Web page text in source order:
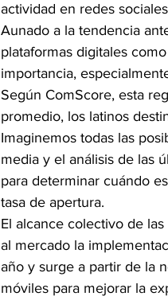
actividad en redes
Aunado a la tendencia
plataformas digitales
importancia,
Según ComScore, esta
promedio, los latinos
Imaginemos todas las
media y el análisis de las
para determinar cuándo
tasa de apertura.
El alcance colectivo de
al mercado la
año y surge a partir de la
móviles para mejorar la